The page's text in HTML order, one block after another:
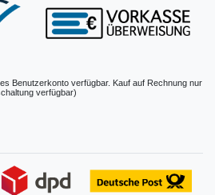
Benutzerkonto verfügbar. Kauf auf Rechnung nur
verfügbar)